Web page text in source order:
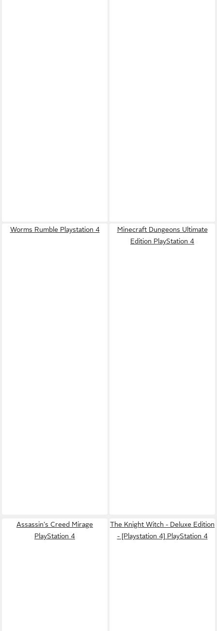
Worms Rumble Playstation 4
Minecraft Dungeons Ultimate
Edition PlayStation 4
Assassin's Creed Mirage
PlayStation 4
The Knight Witch - Deluxe Edition
- [Playstation 4] PlayStation 4